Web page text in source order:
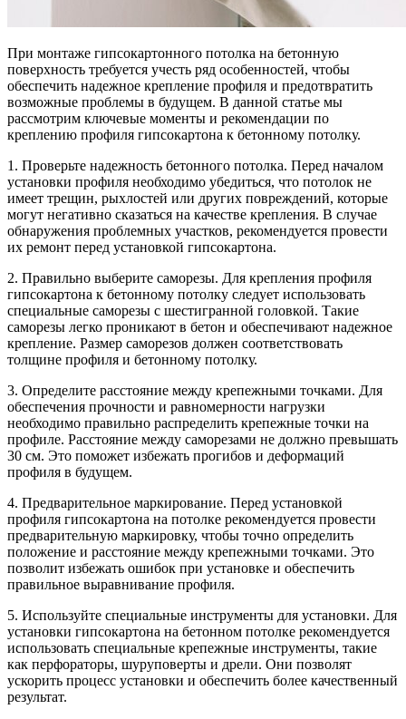
При монтаже гипсокартонного потолка на бетонную
поверхность требуется учесть ряд особенностей, чтобы
обеспечить надежное крепление профиля и предотвратить
возможные проблемы в будущем. В данной статье мы
рассмотрим ключевые моменты и рекомендации по
креплению профиля гипсокартона к бетонному потолку.
1. Проверьте надежность бетонного потолка. Перед началом
установки профиля необходимо убедиться, что потолок не
имеет трещин, рыхлостей или других повреждений, которые
могут негативно сказаться на качестве крепления. В случае
обнаружения проблемных участков, рекомендуется провести
их ремонт перед установкой гипсокартона.
2. Правильно выберите саморезы. Для крепления профиля
гипсокартона к бетонному потолку следует использовать
специальные саморезы с шестигранной головкой. Такие
саморезы легко проникают в бетон и обеспечивают надежное
крепление. Размер саморезов должен соответствовать
толщине профиля и бетонному потолку.
3. Определите расстояние между крепежными точками. Для
обеспечения прочности и равномерности нагрузки
необходимо правильно распределить крепежные точки на
профиле. Расстояние между саморезами не должно превышать
30 см. Это поможет избежать прогибов и деформаций
профиля в будущем.
4. Предварительное маркирование. Перед установкой
профиля гипсокартона на потолке рекомендуется провести
предварительную маркировку, чтобы точно определить
положение и расстояние между крепежными точками. Это
позволит избежать ошибок при установке и обеспечить
правильное выравнивание профиля.
5. Используйте специальные инструменты для установки. Для
установки гипсокартона на бетонном потолке рекомендуется
использовать специальные крепежные инструменты, такие
как перфораторы, шуруповерты и дрели. Они позволят
ускорить процесс установки и обеспечить более качественный
результат.